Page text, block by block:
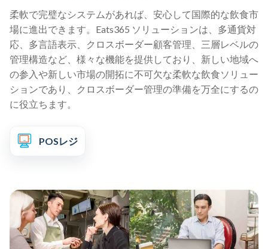
柔軟で完璧なシステムがあれば、安心して国際的な飲食市
場に進出できます。Eats365 ソリューションは、多通貨対
応、多言語表示、クロスボーダー顧客管理、三層レベルの
管理構造など、様々な機能を提供しており、新しい地域へ
の参入や新しい市場の開拓に不可欠な柔軟な飲食ソリュー
ションであり、クロスボーダー管理の準備を万全にするの
に役立ちます。
POSレジ